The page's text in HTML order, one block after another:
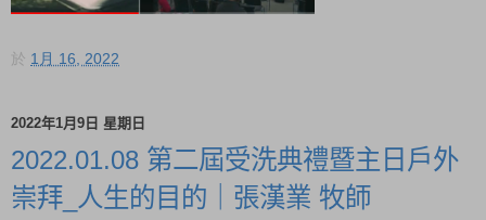
於 1月 16, 2022
2022年1月9日 星期日
2022.01.08 第二屆受洗典禮暨主日戶外
崇拜_人生的目的｜張漢業 牧師